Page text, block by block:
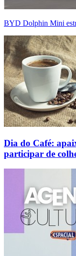
BYD Dolphin Mini
Dia do Café:
participar de